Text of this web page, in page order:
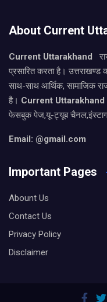
About Current
Current Uttarakhand
प्रसारित करता है। उत्तराखण्ड
साथ-साथ आर्थिक, सामाजिक
है। Current Uttarakhand
फेसबुक पेज,यू-ट्यूब
Email: @gmail.com
Important Pages
Abount Us
Contact Us
Privacy Policy
Disclaimer